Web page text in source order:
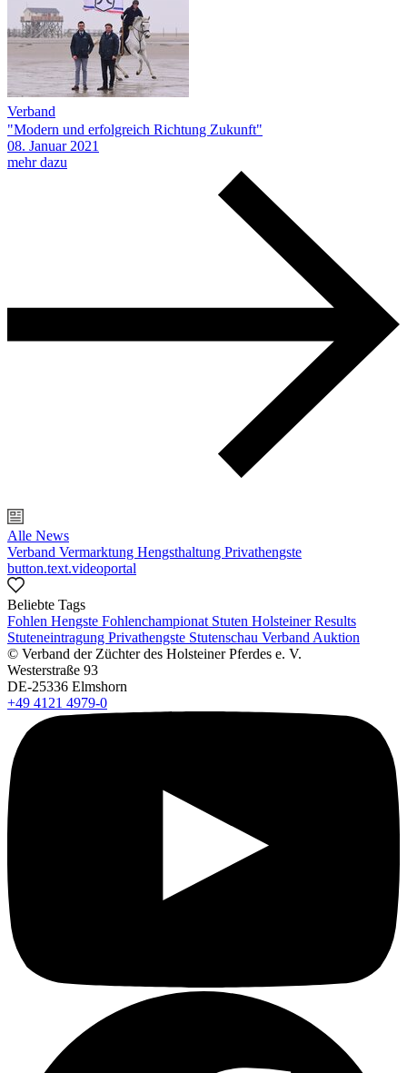
Verband
"Modern und erfolgreich Richtung Zukunft"
08. Januar 2021
mehr dazu
Alle News
Verband Vermarktung Hengsthaltung Privathengste
button.text.videoportal
Beliebte Tags
Fohlen Hengste Fohlenchampionat Stuten Holsteiner Results
Stuteneintragung Privathengste Stutenschau Verband Auktion
© Verband der Züchter des Holsteiner Pferdes e. V.
Westerstraße 93
DE-25336 Elmshorn
+49 4121 4979-0